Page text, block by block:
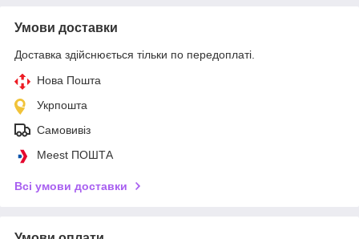
Умови доставки
Доставка здійснюється тільки по передоплаті.
Нова Пошта
Укрпошта
Самовивіз
Meest ПОШТА
Всі умови доставки